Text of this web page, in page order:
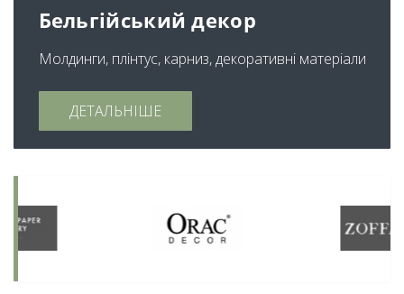
Бельгійський декор
Молдинги, плінтус, карниз, декоративні матеріали
ДЕТАЛЬНІШЕ